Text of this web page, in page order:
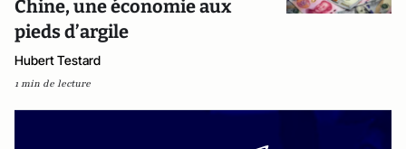
Chine, une économie aux
pieds d’argile
Hubert Testard
1 min de lecture